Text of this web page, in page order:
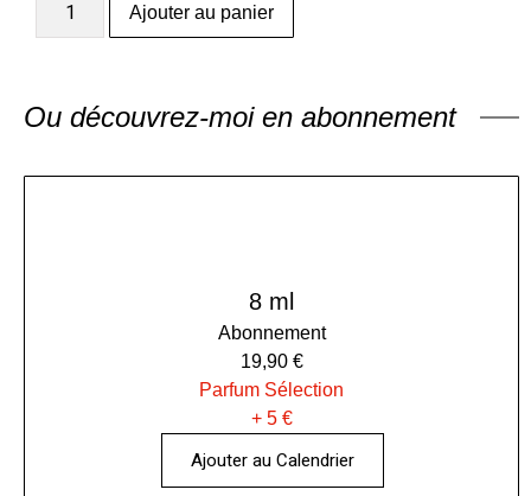
Ajouter au panier
Ou découvrez-moi en abonnement
8 ml
Abonnement
19,90 €
Parfum Sélection
+ 5 €
Ajouter au Calendrier